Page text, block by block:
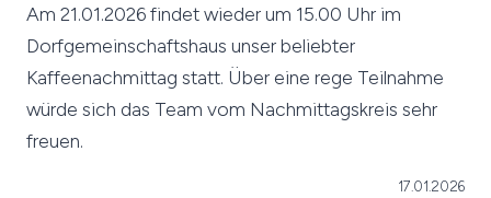
Am 21.01.2026 findet wieder um 15.00 Uhr im
Dorfgemeinschaftshaus unser beliebter
Kaffeenachmittag statt. Über eine rege Teilnahme
würde sich das Team vom Nachmittagskreis sehr
freuen.
17.01.2026